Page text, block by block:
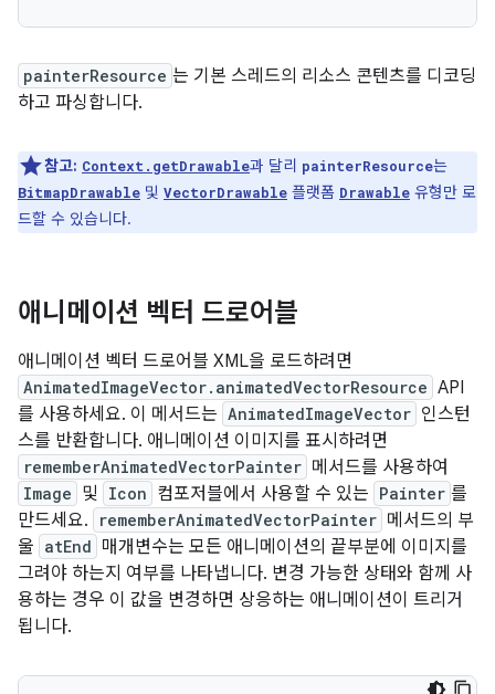
painterResource 는 기본 스레드의 리소스 콘텐츠를 디코딩
하고 파싱합니다.
참고: Context.getDrawable과 달리 painterResource는
BitmapDrawable 및 VectorDrawable 플랫폼 Drawable 유형만 로
드할 수 있습니다.
애니메이션 벡터 드로어블
애니메이션 벡터 드로어블 XML을 로드하려면
AnimatedImageVector.animatedVectorResource API
를 사용하세요. 이 메서드는 AnimatedImageVector 인스턴
스를 반환합니다. 애니메이션 이미지를 표시하려면
rememberAnimatedVectorPainter 메서드를 사용하여
Image 및 Icon 컴포저블에서 사용할 수 있는 Painter 를
만드세요.
rememberAnimatedVectorPainter 메서드의 부
울 atEnd 매개변수는 모든 애니메이션의 끝부분에 이미지를
그려야 하는지 여부를 나타냅니다. 변경 가능한 상태와 함께 사
용하는 경우 이 값을 변경하면 상응하는 애니메이션이 트리거
됩니다.